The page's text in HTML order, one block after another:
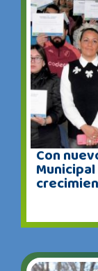
Con